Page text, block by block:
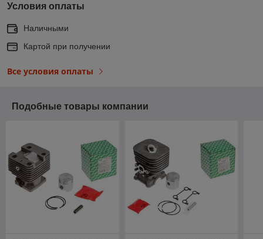
Условия оплаты
Наличными
Картой при получении
Все условия оплаты
Подобные товары компании